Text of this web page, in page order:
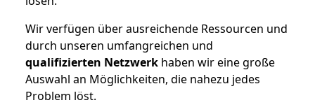
Wir verfügen über ausreichende Ressourcen und
durch unseren umfangreichen und
qualifizierten Netzwerk haben wir eine große
Auswahl an Möglichkeiten, die nahezu jedes
Problem löst.